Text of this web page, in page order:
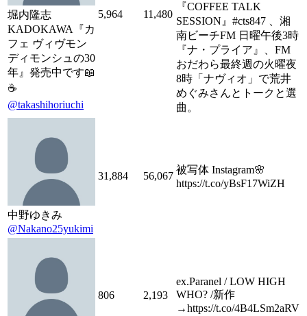
堀内隆志
KADOKAWA『カ
フェ ヴィヴモン
ディモンシュの30
年』発売中です📖
☕️
@takashihoriuchi
5,964 11,480
『COFFEE TALK
SESSION』#cts847 、湘
南ビーチFM 日曜午後3時
『ナ・プライア』、FM
おだわら最終週の火曜夜
8時「ナヴィオ」で荒井
めぐみさんとトークと選
曲。
中野ゆきみ
@Nakano25yukimi
31,884 56,067
被写体 Instagram🌸
https://t.co/yBsF17WiZH
806 2,193
ex.Paranel / LOW HIGH
WHO? /新作
→https://t.co/4B4LSm2aRV